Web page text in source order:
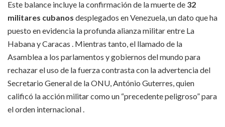
Este balance incluye la confirmación de la muerte de 32
militares cubanos desplegados en Venezuela, un dato que ha
puesto en evidencia la profunda alianza militar entre La
Habana y Caracas . Mientras tanto, el llamado de la
Asamblea a los parlamentos y gobiernos del mundo para
rechazar el uso de la fuerza contrasta con la advertencia del
Secretario General de la ONU, António Guterres, quien
calificó la acción militar como un “precedente peligroso” para
el orden internacional .